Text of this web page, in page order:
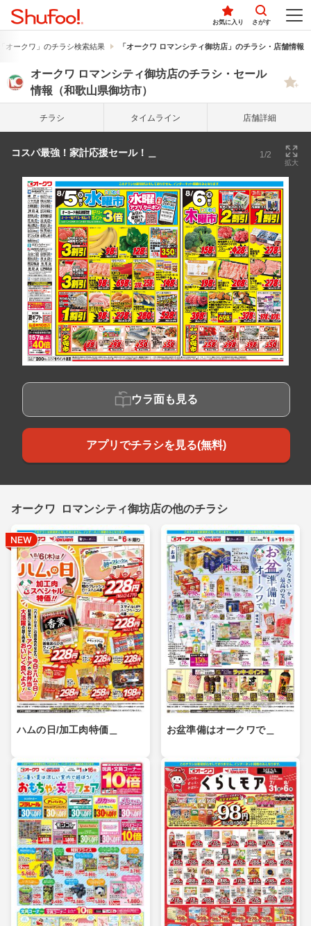
お気に入り さがす
オークワ」のチラシ検索結果 「オークワ ロマンシティ御坊店」のチラシ・店舗情報
オークワ ロマンシティ御坊店のチラシ・セール
情報（和歌山県御坊市）
チラシ タイム ライン 店舗詳細
コスパ最強！家計応援セール！＿ 1/2
拡大
ウラ面も見る
アプリでチラシを見る(無料)
オークワ ロマンシティ御坊店の他のチラシ
ハムの日/加工肉特価＿ お盆準備はオークワで＿